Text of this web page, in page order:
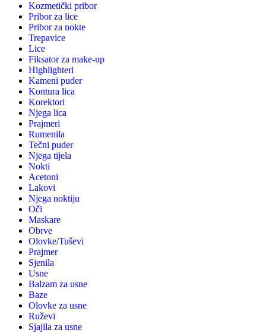
Kozmetički pribor
Pribor za lice
Pribor za nokte
Trepavice
Lice
Fiksator za make-up
Highlighteri
Kameni puder
Kontura lica
Korektori
Njega lica
Prajmeri
Rumenila
Tečni puder
Njega tijela
Nokti
Acetoni
Lakovi
Njega noktiju
Oči
Maskare
Obrve
Olovke/Tuševi
Prajmer
Sjenila
Usne
Balzam za usne
Baze
Olovke za usne
Ruževi
Sjajila za usne